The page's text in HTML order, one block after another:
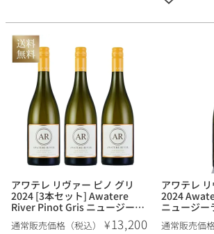
アワテレ リヴァー ピノ グリ
2024 [3本セット] Awatere
River Pinot Gris ニュージーラ
ンド 白ワイン
通常販売価格（税込） ¥13,200
アワテレ
2024
ニュージー
通常販売価